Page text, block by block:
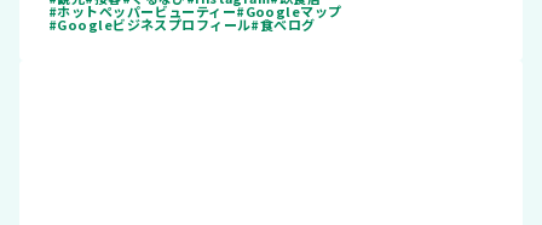
#ホットペッパービューティー#Googleマップ
#Googleビジネスプロフィール#食べログ